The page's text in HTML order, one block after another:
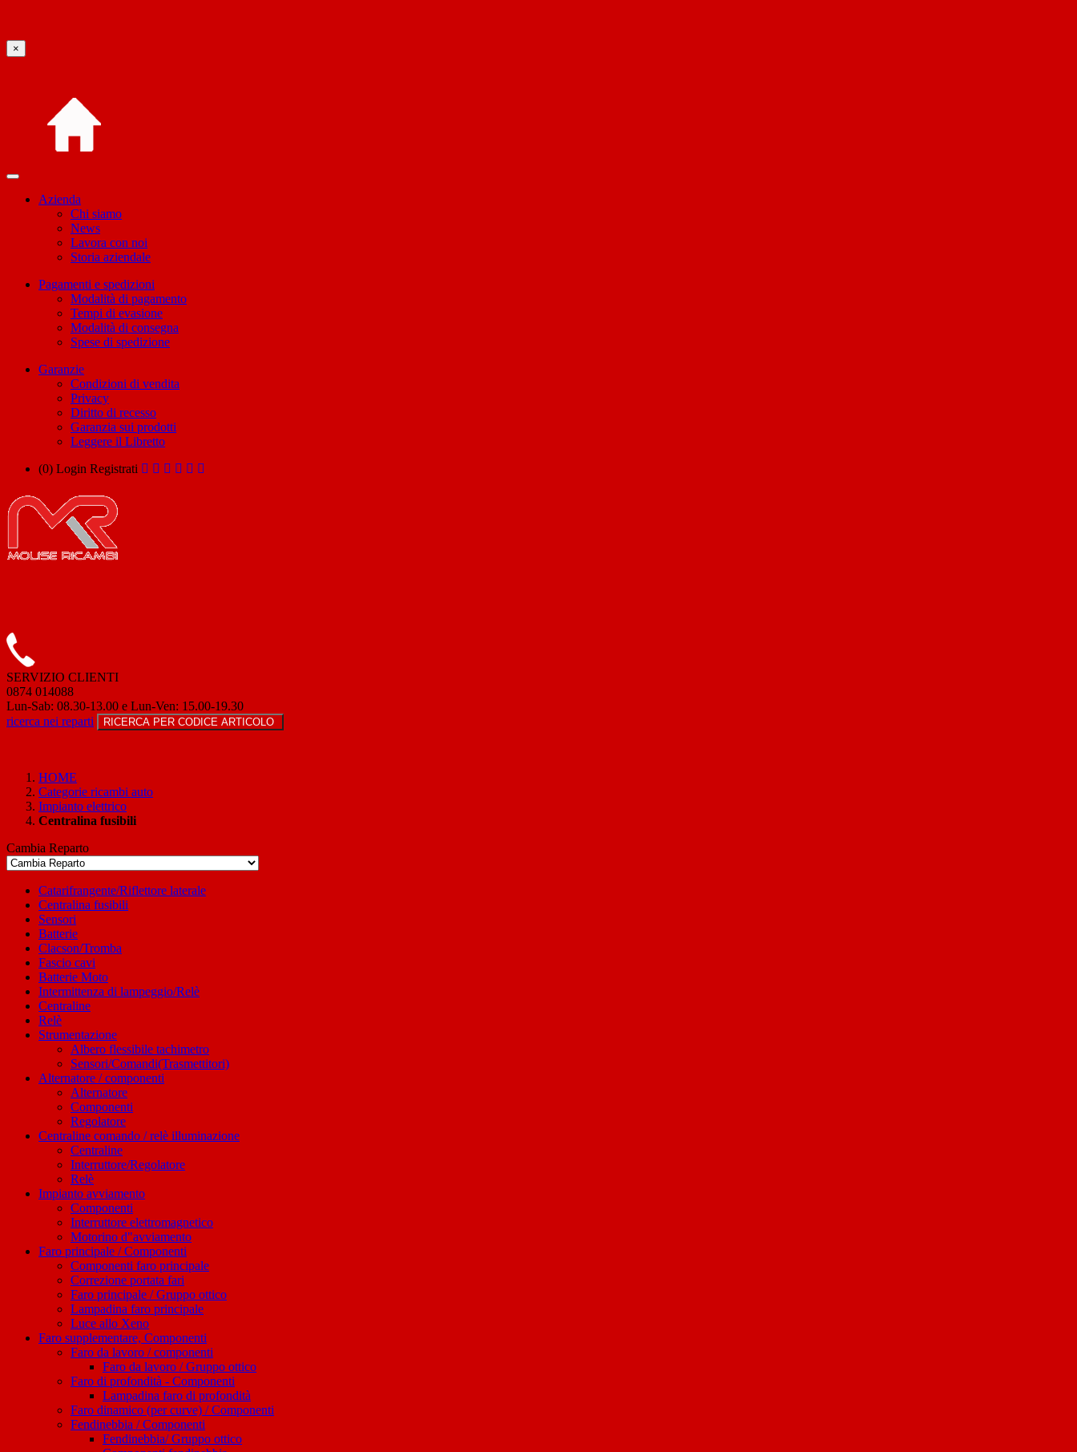
×
Azienda
Chi siamo
News
Lavora con noi
Storia aziendale
Pagamenti e spedizioni
Modalità di pagamento
Tempi di evasione
Modalità di consegna
Spese di spedizione
Garanzie
Condizioni di vendita
Privacy
Diritto di recesso
Garanzia sui prodotti
Leggere il Libretto
(0) Login Registrati
SERVIZIO CLIENTI
0874 014088
Lun-Sab: 08.30-13.00 e Lun-Ven: 15.00-19.30
ricerca nei reparti
RICERCA PER CODICE ARTICOLO
HOME
Categorie ricambi auto
Impianto elettrico
Centralina fusibili
Cambia Reparto
Catarifrangente/Riflettore laterale
Centralina fusibili
Sensori
Batterie
Clacson/Tromba
Fascio cavi
Batterie Moto
Intermittenza di lampeggio/Relè
Centraline
Relè
Strumentazione
Albero flessibile tachimetro
Sensori/Comandi(Trasmettitori)
Alternatore / componenti
Alternatore
Componenti
Regolatore
Centraline comando / relè illuminazione
Centraline
Interruttore/Regolatore
Relè
Impianto avviamento
Componenti
Interruttore elettromagnetico
Motorino d"avviamento
Faro principale / Componenti
Componenti faro principale
Correzione portata fari
Faro principale / Gruppo ottico
Lampadina faro principale
Luce allo Xeno
Faro supplementare, Componenti
Faro da lavoro / componenti
Faro da lavoro / Gruppo ottico
Faro di profondità - Componenti
Lampadina faro di profondità
Faro dinamico (per curve) / Componenti
Fendinebbia / Componenti
Fendinebbia/ Gruppo ottico